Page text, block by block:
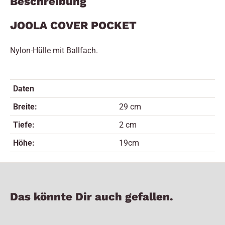
JOOLA COVER POCKET
Nylon-Hülle mit Ballfach.
Daten
Breite:
29 cm
Tiefe:
2 cm
Höhe:
19cm
Das könnte Dir auch gefallen.